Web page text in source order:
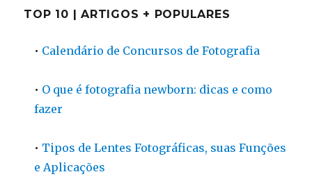
TOP 10 | ARTIGOS + POPULARES
• Calendário de Concursos de Fotografia
• O que é fotografia newborn: dicas e como
fazer
• Tipos de Lentes Fotográficas, suas Funções
e Aplicações